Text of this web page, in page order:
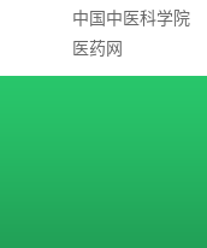
中国中医科学院
医药网